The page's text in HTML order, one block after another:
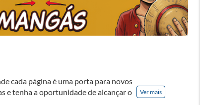
cada página é uma porta para novos
e tenha a oportunidade de alcançar o
Ver mais